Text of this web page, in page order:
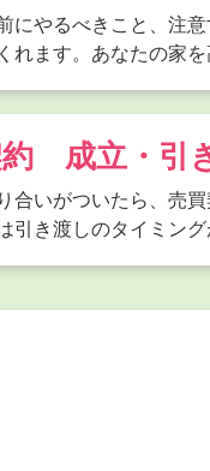
にやるべきこと、注
れます。あなたの家
約 成立・引
合いがついたら、売
引き渡しのタイミン